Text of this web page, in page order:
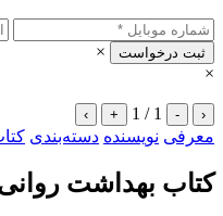
ثبت درخواست
×
×
‹
-
1 / 1
+
›
معرفی نویسنده دسته‌بندی
کتاب بهداشت